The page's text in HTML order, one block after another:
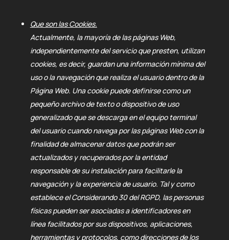
Que son las Cookies.
Actualmente, la mayoría de las páginas Web,
independientemente del servicio que presten, utilizan
cookies, es decir, guardan una información mínima del
uso o la navegación que realiza el usuario dentro de la
Página Web. Una cookie puede definirse como un
pequeño archivo de texto o dispositivo de uso
generalizado que se descarga en el equipo terminal
del usuario cuando navega por las páginas Web con la
finalidad de almacenar datos que podrán ser
actualizados y recuperados por la entidad
responsable de su instalación para facilitarle la
navegación y la experiencia de usuario. Tal y como
establece el Considerando 30 del RGPD, las personas
físicas pueden ser asociadas a identificadores en
línea facilitados por sus dispositivos, aplicaciones,
herramientas y protocolos, como direcciones de los